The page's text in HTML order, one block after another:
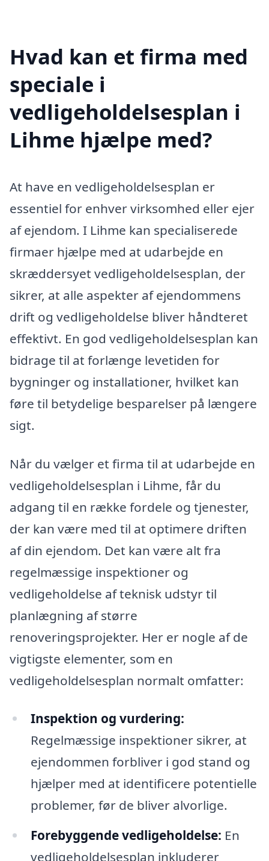
Hvad kan et firma med
speciale i
vedligeholdelsesplan i
Lihme hjælpe med?
At have en vedligeholdelsesplan er
essentiel for enhver virksomhed eller ejer
af ejendom. I Lihme kan specialiserede
firmaer hjælpe med at udarbejde en
skræddersyet vedligeholdelsesplan, der
sikrer, at alle aspekter af ejendommens
drift og vedligeholdelse bliver håndteret
effektivt. En god vedligeholdelsesplan kan
bidrage til at forlænge levetiden for
bygninger og installationer, hvilket kan
føre til betydelige besparelser på længere
sigt.
Når du vælger et firma til at udarbejde en
vedligeholdelsesplan i Lihme, får du
adgang til en række fordele og tjenester,
der kan være med til at optimere driften
af din ejendom. Det kan være alt fra
regelmæssige inspektioner og
vedligeholdelse af teknisk udstyr til
planlægning af større
renoveringsprojekter. Her er nogle af de
vigtigste elementer, som en
vedligeholdelsesplan normalt omfatter:
Inspektion og vurdering:
Regelmæssige inspektioner sikrer, at
ejendommen forbliver i god stand og
hjælper med at identificere potentielle
problemer, før de bliver alvorlige.
Forebyggende vedligeholdelse: En
vedligeholdelsesplan inkluderer